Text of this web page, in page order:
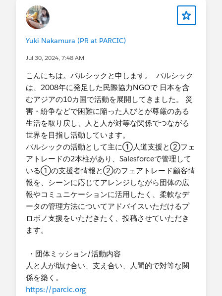
Starter Packです。)
-はい or いいえ
る研修に受講されましたか？
-はい or いいえ
か？
・現在Salesforceを活用している内容を大き
く３つ挙げてください
・今までプロボノ支援を受けたことがありま
すか？
-はい or いいえ
・具体的な支援内容
・支援の時間帯(複数回答可)
-平日就業時間中
-平日夜間
-休日
・支援形態
-対面形式
-リモート形式
-1～2ヶ月以内
-3ヶ月以内
-半年以内
Yuki Nakamura (PR at PARCIC)
Jul 30, 2024, 7:48 AM
こんにちは。パルシックと申します。 パルシック
は、2008年に発足した民際協力NGOで 日本を含
むアジアの10カ国で活動を展開してきました。 災
害・紛争などで困難に陥った人びとが尊厳のある
生活を取り戻し、人と人が対等な関係でつながる
世界を目指し活動しています。
パルシックの活動として主に①人道支援と②フェ
アトレードの2本柱があり、Salesforceで管理して
いる①の支援者情報と②のフェアトレード顧客情
報を、シーンに応じてアレンジしながら団体の広
報やコミュニケーションに活用したく、柔軟なデ
ータの管理方法についてアドバイスいただけるプ
ロボノ支援をいただきたく、投稿させていただき
ます。
・団体ミッション/活動内容
人と人が助け合い、支え合い、人間的で対等な関
係を築く。
https://parcic.org